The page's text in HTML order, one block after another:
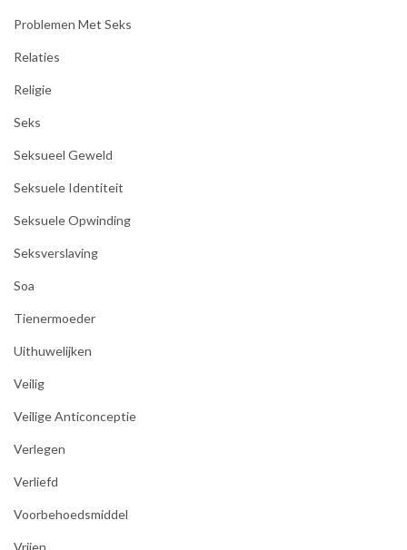
Problemen Met Seks
Relaties
Religie
Seks
Seksueel Geweld
Seksuele Identiteit
Seksuele Opwinding
Seksverslaving
Soa
Tienermoeder
Uithuwelijken
Veilig
Veilige Anticonceptie
Verlegen
Verliefd
Voorbehoedsmiddel
Vrijen